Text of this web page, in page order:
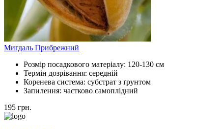
Мигдаль Прибрежний
Розмір посадкового матеріалу: 120-130 см
Термін дозрівання: середній
Коренева система: субстрат з ґрунтом
Запилення: частково самоплідний
195 грн.